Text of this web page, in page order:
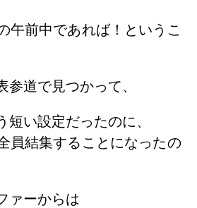
午前中であれば！というこ
参道で見つかって、
短い設定だったのに、
員結集することになったの
ァーからは